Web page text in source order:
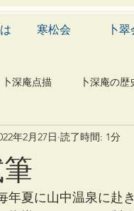
寒松会 卜翠
卜深庵点描 卜深庵の歴
文学 有職 民俗
動物 植物 自
年2月27日 読了時間: 1分
年夏に山中温泉に赴